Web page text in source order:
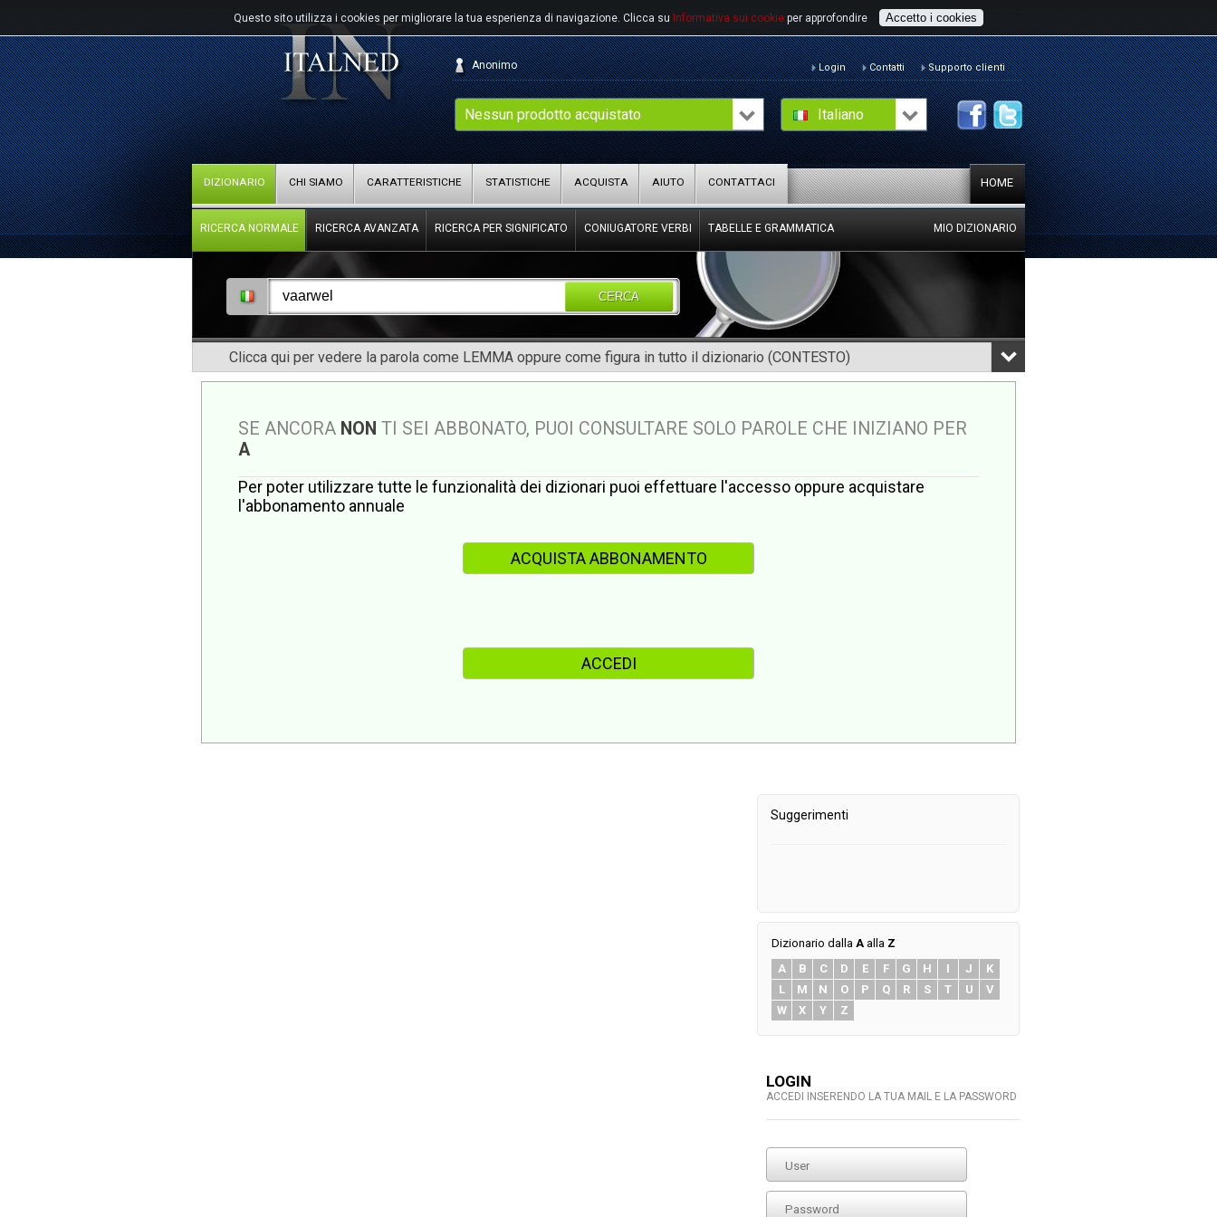
Questo sito utilizza i cookies per migliorare la tua esperienza di navigazione. Clicca su Informativa sui cookie per approfondire Accetto i cookies
Italiano
Nessun prodotto acquistato
Anonimo Login Contatti Supporto clienti
HOME
DIZIONARIO CHI SIAMO CARATTERISTICHE STATISTICHE ACQUISTA AIUTO CONTATTACI
RICERCA NORMALE RICERCA AVANZATA RICERCA PER SIGNIFICATO CONIUGATORE VERBI TABELLE E GRAMMATICA MIO DIZIONARIO
CERCA
Clicca qui per vedere la parola come LEMMA oppure come figura in tutto il dizionario (CONTESTO)
SE ANCORA NON TI SEI ABBONATO, PUOI CONSULTARE SOLO PAROLE CHE INIZIANO PER
A
Per poter utilizzare tutte le funzionalità dei dizionari puoi effettuare l'accesso oppure acquistare
l'abbonamento annuale
ACQUISTA ABBONAMENTO
ACCEDI
Suggerimenti
Dizionario dalla A alla Z
A
B C D E F G H I J
K
L
M N O P Q R S T U
V
W
X Y Z
LOGIN
ACCEDI INSERENDO LA TUA MAIL E LA PASSWORD